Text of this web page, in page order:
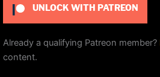
UNLOCK WITH PATREON
Already a qualifying Patreon member?
content.